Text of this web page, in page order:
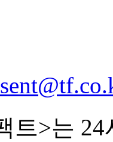
트>는